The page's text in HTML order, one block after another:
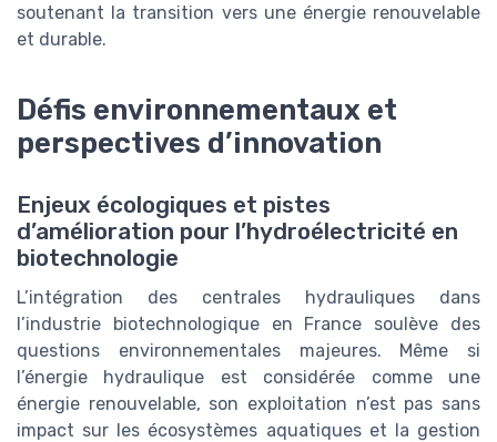
soutenant la transition vers une énergie renouvelable
et durable.
Défis environnementaux et
perspectives d’innovation
Enjeux écologiques et pistes
d’amélioration pour l’hydroélectricité en
biotechnologie
L’intégration des centrales hydrauliques dans
l’industrie biotechnologique en France soulève des
questions environnementales majeures. Même si
l’énergie hydraulique est considérée comme une
énergie renouvelable, son exploitation n’est pas sans
impact sur les écosystèmes aquatiques et la gestion